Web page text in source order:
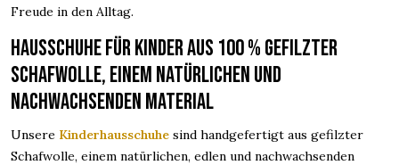
Freude in den Alltag.
Hausschuhe für Kinder aus 100 % gefilzter
Schafwolle, einem natürlichen und
nachwachsenden Material
Unsere Kinderhausschuhe sind handgefertigt aus gefilzter
Schafwolle, einem natürlichen, edlen und nachwachsenden